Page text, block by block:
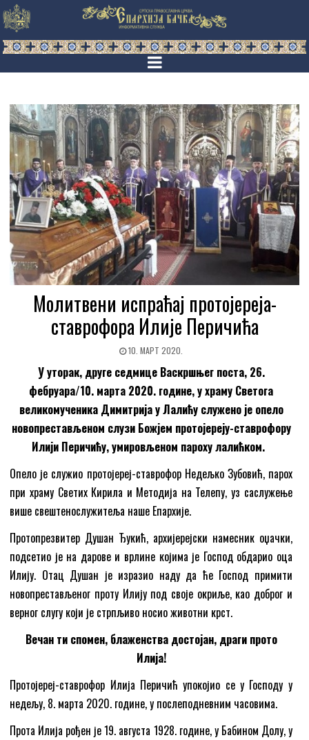
Молитвени испраћај протојереја-
ставрофора Илије Перичића
10. МАРТ 2020.
У уторак, друге седмице Васкршњег поста, 26.
фебруара/10. марта 2020. године, у храму Светога
великомученика Димитрија у Лалићу служено је опело
новопрестављеном слузи Божјем протојереју-ставрофору
Илији Перичићу, умировљеном пароху лалићком.
Опело је служио протојереј-ставрофор Недељко Зубовић, парох
при храму Светих Кирила и Методија на Телепу, уз саслужење
више свештенослужитеља наше Епархије.
Протопрезвитер Душан Ђукић, архијерејски намесник оџачки,
подсетио је на дарове и врлине којима је Господ обдарио оца
Илију. Отац Душан је изразио наду да ће Господ примити
новопрестављеног проту Илију под своје окриље, као доброг и
верног слугу који је стрпљиво носио животни крст.
Вечан ти спомен, блаженства достојан, драги прото
Илија!
Протојереј-ставрофор Илија Перичић упокојио се у Господу у
недељу, 8. марта 2020. године, у послеподневним часовима.
Прота Илија рођен је 19. августа 1928. године, у Бабином Долу, у